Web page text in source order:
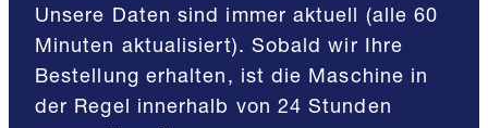
Unsere Daten sind immer aktuell (alle 60
Minuten aktualisiert). Sobald wir Ihre
Bestellung erhalten, ist die Maschine in
der Regel innerhalb von 24 Stunden